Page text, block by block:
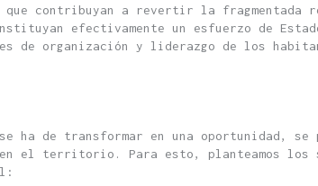
contribuyan a revertir la
efectivamente un esfuerzo de
organización y liderazgo de los
de transformar en una oportunidad, se
el territorio. Para esto, planteamos